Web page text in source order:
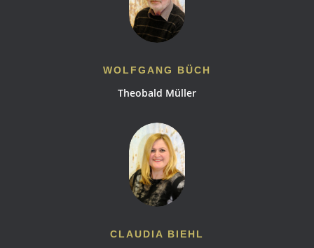
WOLFGANG BÜCH
Theobald Müller
CLAUDIA BIEHL